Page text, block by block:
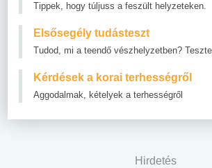
Tippek, hogy túljuss a feszült helyzeteken.
Elsősegély tudásteszt
Tudod, mi a teendő vészhelyzetben?
Kérdések a korai terhességről
Aggodalmak, kételyek a terhességről
Hirdetés